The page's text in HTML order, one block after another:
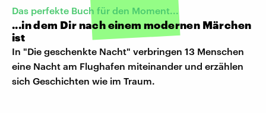
Das perfekte Buch für den Moment...
...in dem Dir nach einem modernen Märchen
ist
In "Die geschenkte Nacht" verbringen 13 Menschen
eine Nacht am Flughafen miteinander und erzählen
sich Geschichten wie im Traum.